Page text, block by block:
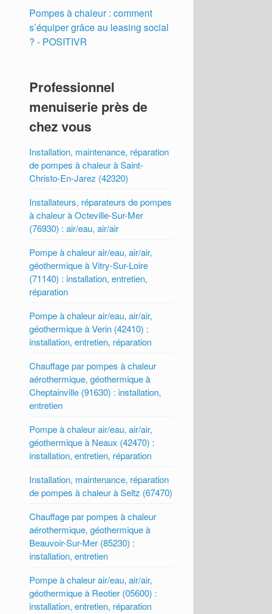
Pompes à chaleur : comment
s’équiper grâce au leasing social
? - POSITIVR
Professionnel
menuiserie près de
chez vous
Installation, maintenance, réparation
de pompes à chaleur à Saint-
Christo-En-Jarez (42320)
Installateurs, réparateurs de pompes
à chaleur à Octeville-Sur-Mer
(76930) : air/eau, air/air
Pompe à chaleur air/eau, air/air,
géothermique à Vitry-Sur-Loire
(71140) : installation, entretien,
réparation
Pompe à chaleur air/eau, air/air,
géothermique à Verin (42410) :
installation, entretien, réparation
Chauffage par pompes à chaleur
aérothermique, géothermique à
Cheptainville (91630) : installation,
entretien
Pompe à chaleur air/eau, air/air,
géothermique à Neaux (42470) :
installation, entretien, réparation
Installation, maintenance, réparation
de pompes à chaleur à Seltz (67470)
Chauffage par pompes à chaleur
aérothermique, géothermique à
Beauvoir-Sur-Mer (85230) :
installation, entretien
Pompe à chaleur air/eau, air/air,
géothermique à Reotier (05600) :
installation, entretien, réparation